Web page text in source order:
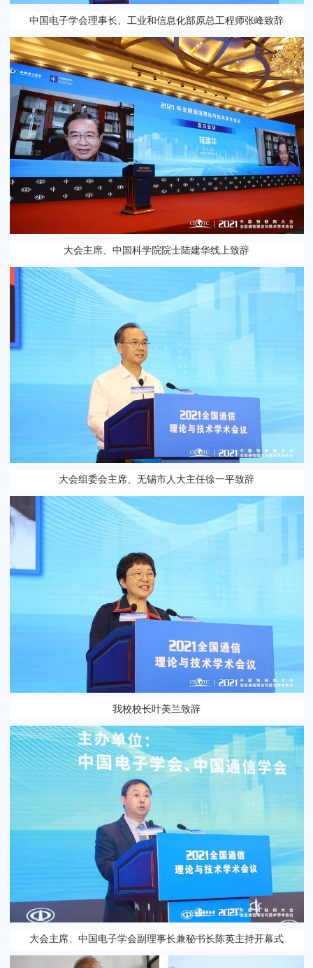
中国电子学会理事长、工业和信息化部原总工程师张峰致辞
大会主席、中国科学院院士陆建华线上致辞
大会组委会主席、无锡市人大主任徐一平致辞
我校校长叶美兰致辞
大会主席、中国电子学会副理事长兼秘书长陈英主持开幕式